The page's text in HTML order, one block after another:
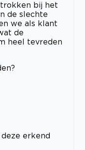
bij het
de slechte
we als klant
de
heel tevreden
erkend